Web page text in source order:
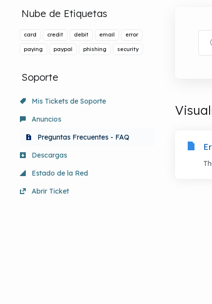
Nube de Etiquetas
card credit debit email error
paying paypal phishing security
Soporte
Mis Tickets de Soporte
Anuncios
Preguntas Frecuentes - FAQ
Descargas
Estado de la Red
Abrir Ticket